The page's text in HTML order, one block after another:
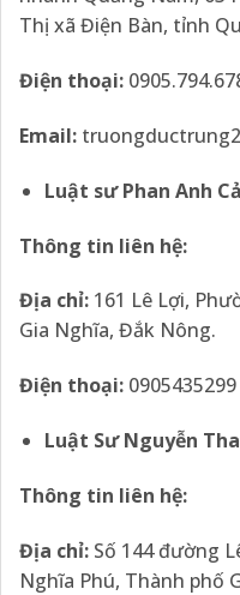
Thị xã Điện Bàn, tỉnh
Điện thoại:
Email:
Luật sư Phan Anh
Thông tin liên hệ:
Địa chỉ: 161 Lê Lợi,
Gia Nghĩa, Đắk Nông.
Điện thoại: 0905435299
Luật Sư Nguyễn
Thông tin liên hệ:
Địa chỉ: Số 144 đường
Nghĩa Phú, Thành phố